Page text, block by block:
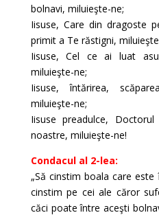
bolnavi, miluieşte-ne;
Iisuse, Care din dragoste
primit a Te răstigni,
Iisuse, Cel ce ai luat
miluieşte-ne;
Iisuse, întărirea,
miluieşte-ne;
Iisuse preadulce,
noastre, miluieşte-ne!
Condacul al 2-lea:
„Să cinstim boala care
cinstim pe cei ale căror
căci poate între aceşti